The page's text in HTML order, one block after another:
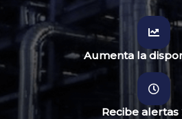
Aumenta la
Recibe alertas